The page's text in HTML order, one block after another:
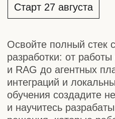
интеграций и локальных
обучения создадите несколько
с корпоративными знаниями,
бизнес-действия и запускаются
защищённого контура компании
Записаться на